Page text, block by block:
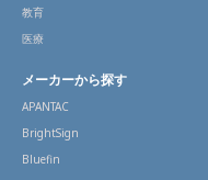
教育
医療
メーカーから探す
APANTAC
BrightSign
Bluefin